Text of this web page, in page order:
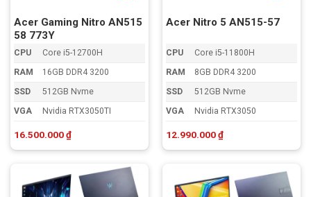
Acer Gaming Nitro AN515
58 773Y
CPU
Core i5-12700H
RAM
16GB DDR4 3200
SSD
512GB Nvme
VGA
Nvidia RTX3050TI
16.500.000₫
Acer Nitro 5 AN515-57
CPU
Core i5-11800H
RAM
8GB DDR4 3200
SSD
512GB Nvme
VGA
Nvidia RTX3050
12.990.000₫